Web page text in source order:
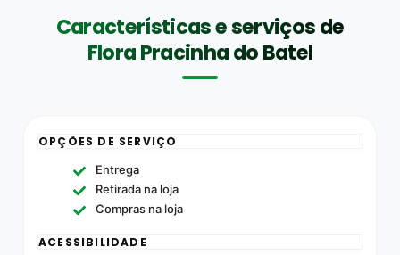
Características e serviços de
Flora Pracinha do Batel
OPÇÕES DE SERVIÇO
Entrega
Retirada na loja
Compras na loja
ACESSIBILIDADE